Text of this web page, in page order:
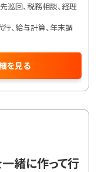
を見る
巡回、税務相談、経理
行、給与計算、年末調
ーズなどのソフトを
緒に作って行